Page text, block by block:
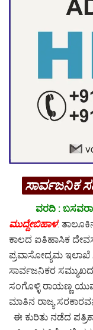
ಸಾರ್ವಜನಿಕ
ವರದಿ :
ಮುದ್ದೇಬಿಹಾಳ:
ಕಾಲದ ಐತಿಹಾಸಿಕ
ಪ್ರವಾಸೋದ್ಯಮ ಇಲಾಖೆ
ಸಾರ್ವಜನಿಕರ
ಸಂಗೊಳ್ಳಿ ರಾಯಣ್ಣ
ಮಾತಿನ ರಾಜ್ಯ
ಈ ಕುರಿತು ನಡೆದ